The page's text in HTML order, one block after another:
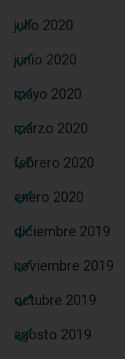
julio 2020
junio 2020
mayo 2020
marzo 2020
febrero 2020
enero 2020
diciembre 2019
noviembre 2019
octubre 2019
agosto 2019